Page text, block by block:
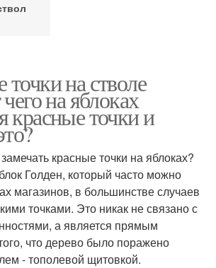
на стволе
на яблоках
красные точки и
красные точки на яблоках?
Голден, который часто можно
магазинов, в большинстве случаев
точками. Это никак не связано с
а является прямым
что дерево было поражено
- тополевой щитовкой.